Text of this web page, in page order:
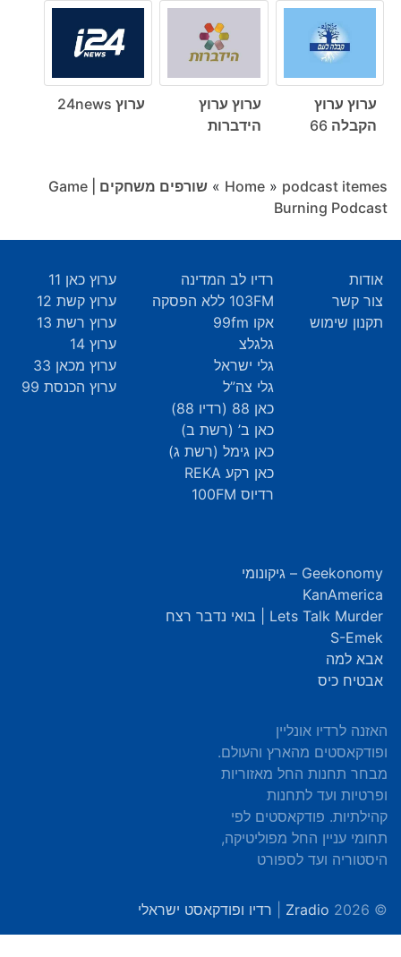
ערוץ ערוץ
הקבלה 66
ערוץ ערוץ
הידברות
ערוץ 24news
Home » podcast itemes
»
שורפים משחקים | Game
Burning Podcast
אודות
צור קשר
תקנון שימוש
רדיו לב המדינה
103FM ללא הפסקה
אקו 99fm
גלגלצ
גלי ישראל
גלי צה”ל
כאן 88 (רדיו 88)
כאן ב’ (רשת ב)
כאן גימל (רשת ג)
כאן רקע REKA
רדיוס 100FM
ערוץ כאן 11
ערוץ קשת 12
ערוץ רשת 13
ערוץ 14
ערוץ מכאן 33
ערוץ הכנסת 99
Geekonomy – גיקונומי
KanAmerica
Lets Talk Murder | בואי נדבר רצח
S-Emek
אבא למה
אבטיח כיס
האזנה לרדיו אונליין
ופודקאסטים מהארץ והעולם.
מבחר תחנות החל מאזוריות
ופרטיות ועד לתחנות
קהילתיות. פודקאסטים לפי
תחומי עניין החל מפוליטיקה,
היסטוריה ועד לספורט
© 2026
Zradio רדיו ופודקאסט ישראלי